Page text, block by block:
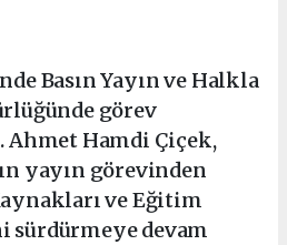
Basın Yayın ve Halkla
görev
Ahmet Hamdi Çiçek,
yayın görevinden
ve Eğitim
sürdürmeye devam